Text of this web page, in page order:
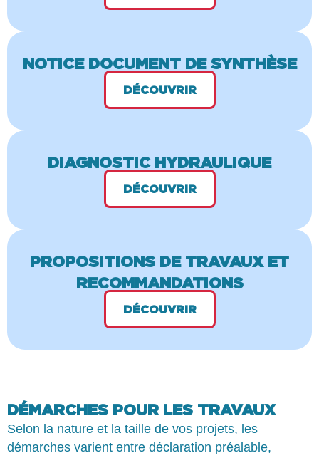
NOTICE DOCUMENT DE SYNTHÈSE
DÉCOUVRIR
DIAGNOSTIC HYDRAULIQUE
DÉCOUVRIR
PROPOSITIONS DE TRAVAUX ET
RECOMMANDATIONS
DÉCOUVRIR
DÉMARCHES POUR LES TRAVAUX
Selon la nature et la taille de vos projets, les
démarches varient entre déclaration préalable,